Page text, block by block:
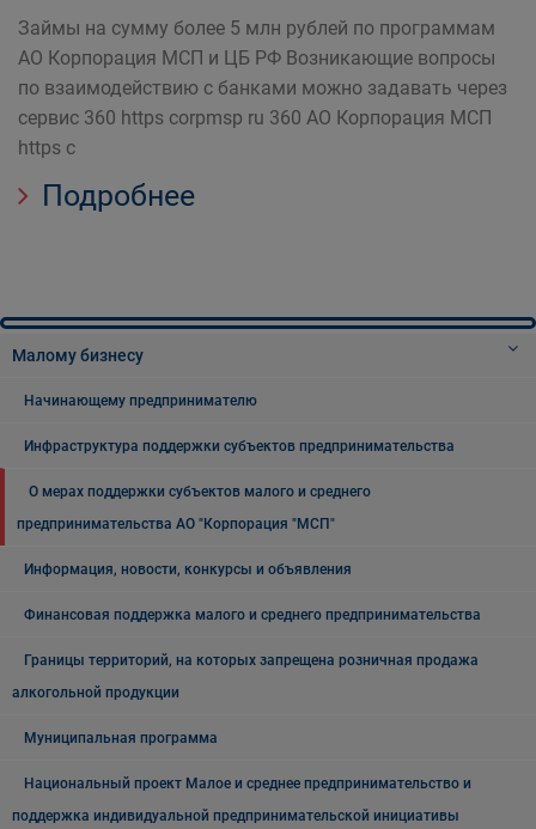
Займы на сумму более 5 млн рублей по программам
АО Корпорация МСП и ЦБ РФ Возникающие вопросы
по взаимодействию с банками можно задавать через
сервис 360 https corpmsp ru 360 АО Корпорация МСП
https c
Подробнее
Малому бизнесу
Начинающему предпринимателю
Инфраструктура поддержки субъектов предпринимательства
О мерах поддержки субъектов малого и среднего
предпринимательства АО "Корпорация "МСП"
Информация, новости, конкурсы и объявления
Финансовая поддержка малого и среднего предпринимательства
Границы территорий, на которых запрещена розничная продажа
алкогольной продукции
Муниципальная программа
Национальный проект Малое и среднее предпринимательство и
поддержка индивидуальной предпринимательской инициативы